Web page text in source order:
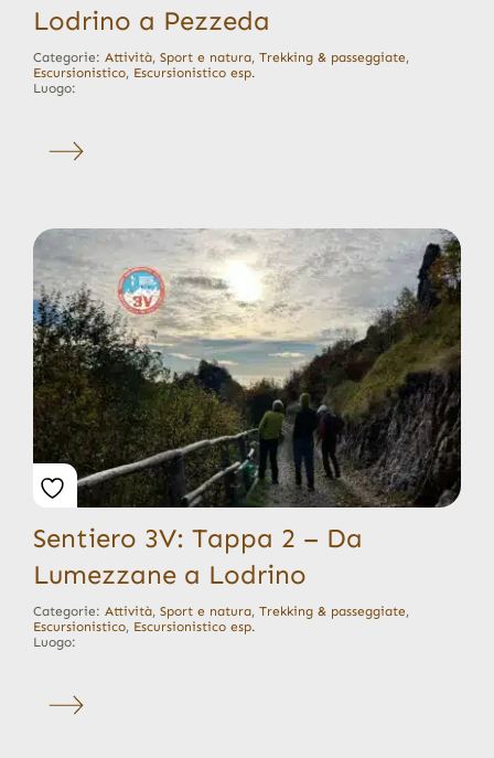
Lodrino a Pezzeda
Categorie: Attività, Sport e natura, Trekking & passeggiate,
Escursionistico, Escursionistico esp.
Luogo:
Sentiero 3V: Tappa 2 – Da
Lumezzane a Lodrino
Categorie: Attività, Sport e natura, Trekking & passeggiate,
Escursionistico, Escursionistico esp.
Luogo: